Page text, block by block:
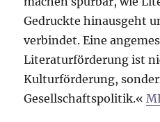
Gedruckte hinausgeht
verbindet. Eine
Literaturförderung ist
Kulturförderung,
Gesellschaftspolitik.«